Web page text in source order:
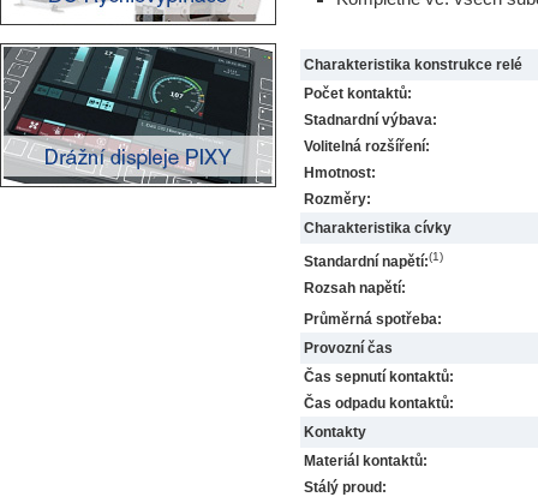
Charakteristika konstrukce relé
Počet kontaktů:
Stadnardní výbava:
Volitelná rozšíření:
Hmotnost:
Rozměry:
Charakteristika cívky
Standardní napětí:(1)
Rozsah napětí:
Průměrná spotřeba:
Provozní čas
Čas sepnutí kontaktů:
Čas odpadu kontaktů:
Kontakty
Materiál kontaktů:
Stálý proud: